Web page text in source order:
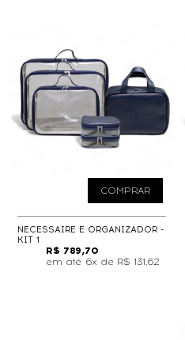
COMPRAR
NECESSAIRE E ORGANIZADOR -
KIT 1
R$ 789,70
6x de R$ 131,62